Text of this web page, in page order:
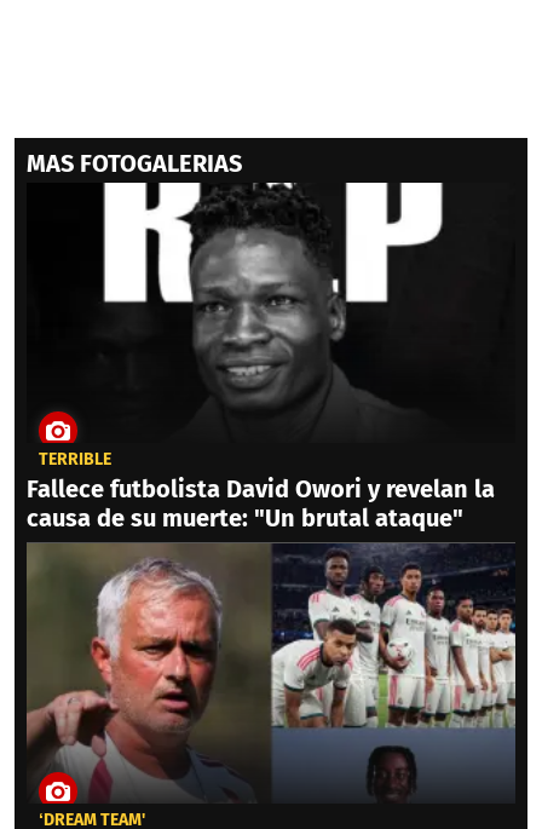
MAS FOTOGALERIAS
TERRIBLE
Fallece futbolista David Owori y revelan la
causa de su muerte: "Un brutal ataque"
‘DREAM TEAM'